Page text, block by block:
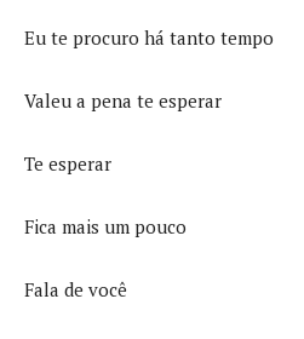
Eu te procuro há tanto tempo
Valeu a pena te esperar
Te esperar
Fica mais um pouco
Fala de você